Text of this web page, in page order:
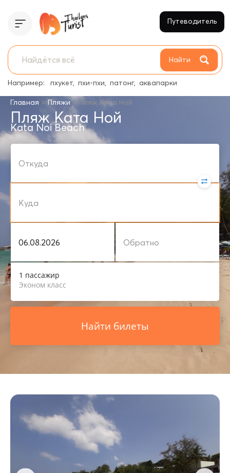
Найти
Например: пхукет пхи-пхи патонг аквапарки
Путеводитель
Главная > Пляжи>Пляж Ката Ной
Пляж Ката Ной
Kata Noi Beach
1 пассажир
Эконом класс
Найти билеты